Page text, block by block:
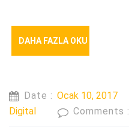
DAHA FAZLA OKU
Date : Ocak 10, 2017
Digital
Comments :